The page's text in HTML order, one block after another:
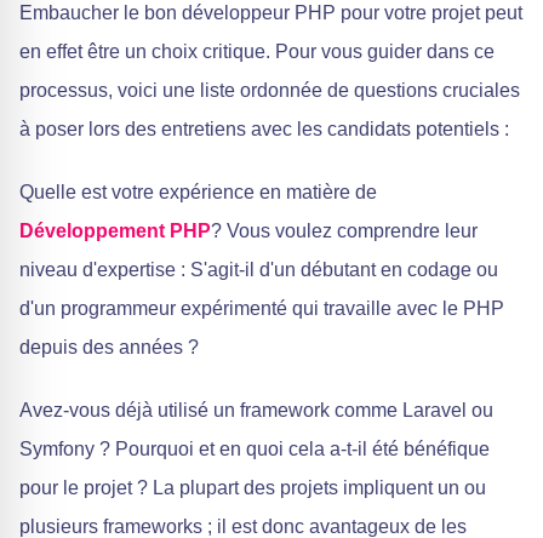
Embaucher le bon développeur PHP pour votre projet peut
en effet être un choix critique. Pour vous guider dans ce
processus, voici une liste ordonnée de questions cruciales
à poser lors des entretiens avec les candidats potentiels :
Quelle est votre expérience en matière de
Développement PHP? Vous voulez comprendre leur
niveau d'expertise : S'agit-il d'un débutant en codage ou
d'un programmeur expérimenté qui travaille avec le PHP
depuis des années ?
Avez-vous déjà utilisé un framework comme Laravel ou
Symfony ? Pourquoi et en quoi cela a-t-il été bénéfique
pour le projet ? La plupart des projets impliquent un ou
plusieurs frameworks ; il est donc avantageux de les